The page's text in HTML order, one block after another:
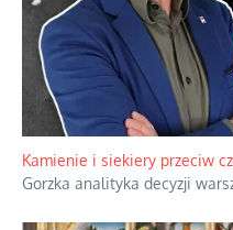
Kamienie i siekiery przeciw
Gorzka analityka decyzji